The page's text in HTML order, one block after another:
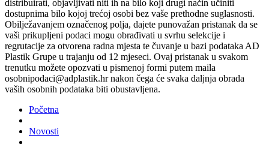
distribuirati, objavljivati niti ih na bilo koji drugi način učiniti
dostupnima bilo kojoj trećoj osobi bez vaše prethodne suglasnosti.
Obilježavanjem označenog polja, dajete punovažan pristanak da se
vaši prikupljeni podaci mogu obrađivati u svrhu selekcije i
regrutacije za otvorena radna mjesta te čuvanje u bazi podataka AD
Plastik Grupe u trajanju od 12 mjeseci. Ovaj pristanak u svakom
trenutku možete opozvati u pismenoj formi putem maila
osobnipodaci@adplastik.hr nakon čega će svaka daljnja obrada
vaših osobnih podataka biti obustavljena.
Početna
Novosti